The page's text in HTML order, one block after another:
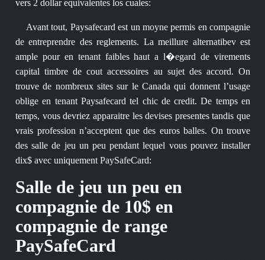
vers 2 dollar equivalentes los cuales:
Avant tout, Paysafecard est un moyne permis en compagnie
de entreprendre des reglements. La meillure alternatibev est
ample pour en tenant faibles haut a l�egard de virements
capital timbre de cout accessoires au sujet des accord. On
trouve de nombreux sites sur le Canada qui donnent l’usage
oblige en tenant Paysafecard tel chic de credit. De temps en
temps, vous devriez apparaitre les devises presentes tandis que
vrais profession n’acceptent que des euros balles. On trouve
des salle de jeu un peu pendant lequel vous pouvez installer
dix$ avec uniquement PaySafeCard:
Salle de jeu un peu en
compagnie de 10$ en
compagnie de range
PaySafeCard